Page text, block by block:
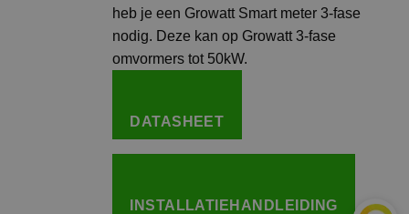
heb je een Growatt Smart meter 3-fase
nodig. Deze kan op Growatt 3-fase
omvormers tot 50kW.
DATASHEET
INSTALLATIEHANDLEIDING